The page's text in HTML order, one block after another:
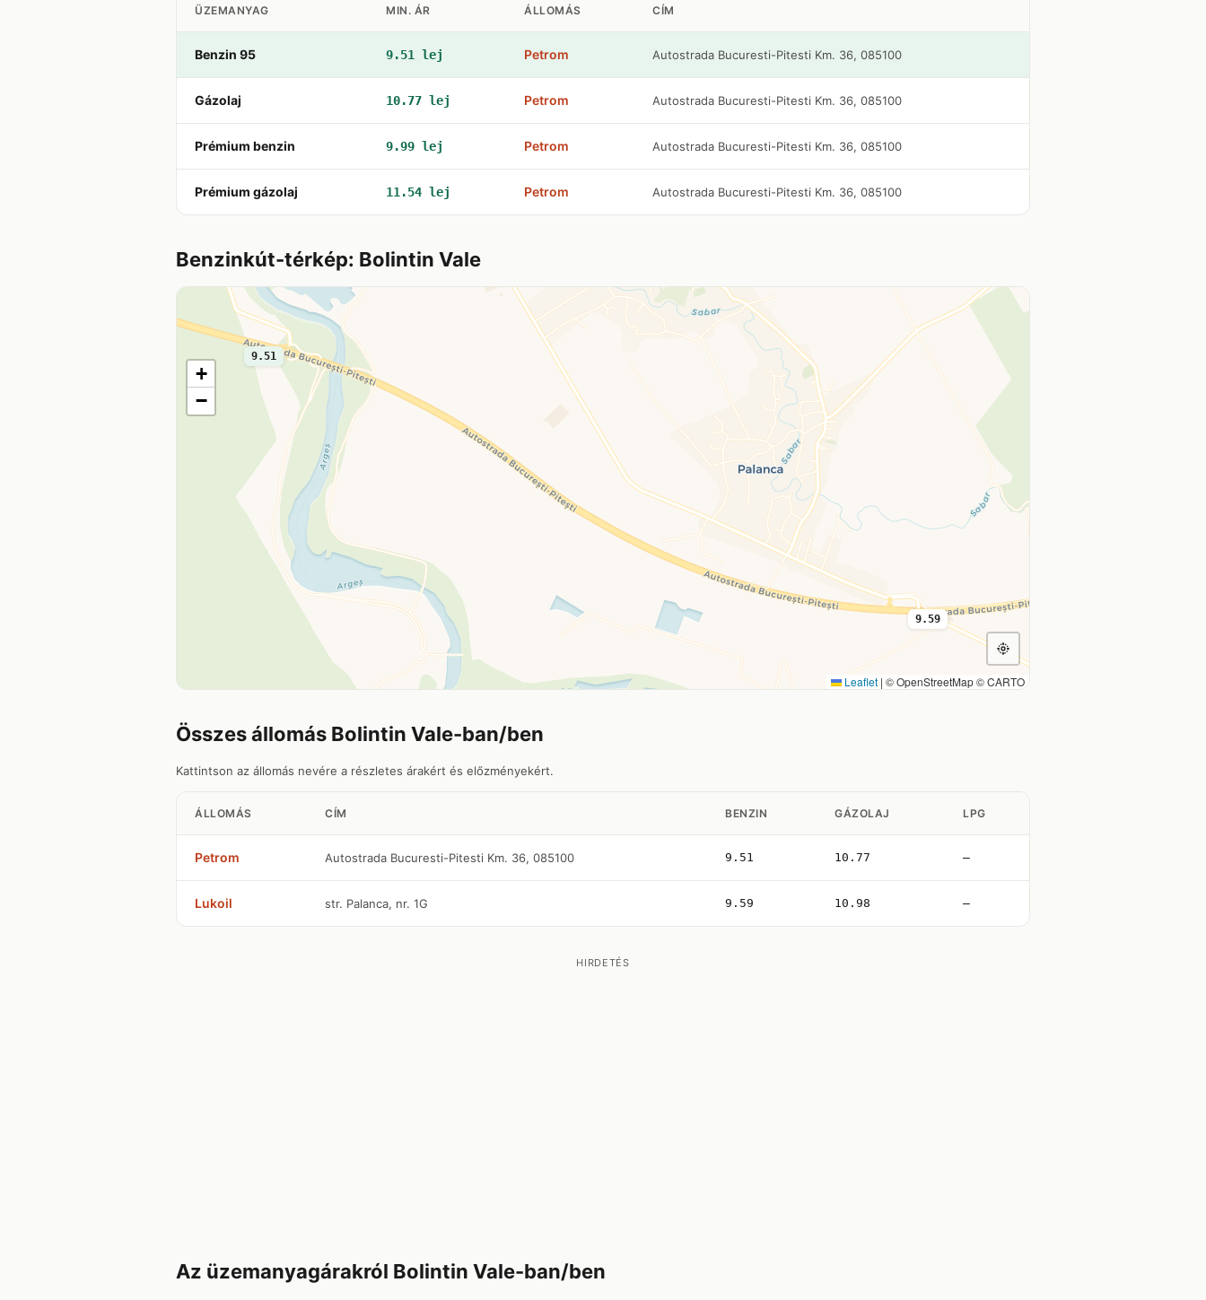
ÜZEMANYAG MIN. ÁR ÁLLOMÁS CÍM
Benzin 95 9.51 lej Petrom Autostrada Bucuresti-Pitesti Km. 36, 085100
Gázolaj 10.77 lej Petrom Autostrada Bucuresti-Pitesti Km. 36, 085100
Prémium benzin 9.99 lej Petrom Autostrada Bucuresti-Pitesti Km. 36, 085100
Prémium gázolaj 11.54 lej Petrom Autostrada Bucuresti-Pitesti Km. 36, 085100
Benzinkút-térkép: Bolintin Vale
9.51
9.59
+
−
Leaflet | © OpenStreetMap © CARTO
Összes állomás Bolintin Vale-ban/ben
Kattintson az állomás nevére a részletes árakért és előzményekért.
ÁLLOMÁS CÍM BENZIN GÁZOLAJ LPG
Petrom Autostrada Bucuresti-Pitesti Km. 36, 085100 9.51 10.77 —
Lukoil str. Palanca, nr. 1G 9.59 10.98 —
HIRDETÉS
Az üzemanyagárakról Bolintin Vale-ban/ben